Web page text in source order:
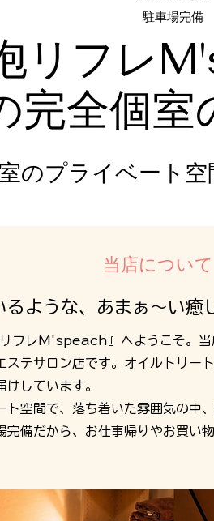
​駐車場完備
リフレ
完全個室
のプライベート
当店について
るような、あまぁ～い癒
リフレM'speach』へようこそ。
ステサロン店です。オイルトリー
しています。
ト空間で、落ち着いた雰囲気の中
完備だから、お仕事帰りやお買い